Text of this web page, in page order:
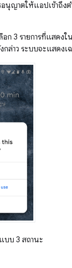
รอนุญาตให้แอปเข้า
ก 3 รายการที่แสดง
ล่าว ระบบจะแสดงเ
บบ 3 สถานะ